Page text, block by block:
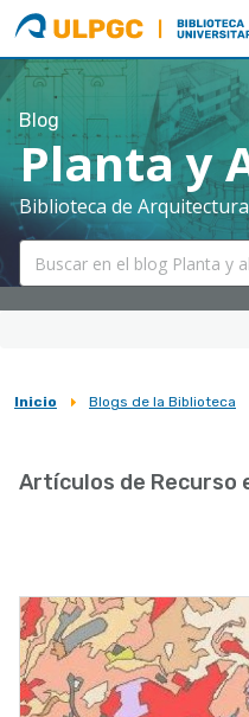
ULPGC
ULPGC
Blog
Planta y
Biblioteca de Arquitectura
Sobrescribir
de
la
navegación
Inicio Blogs de la Biblioteca
Artículos de Recurso